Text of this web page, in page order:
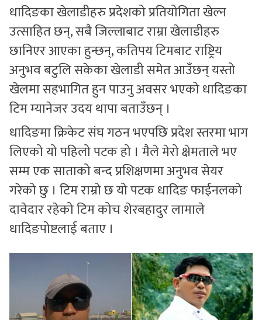
धादिङका खेलाडीहरु प्रदेशको प्रतियोगिता खेल्न
उत्साहित छन्, सबै जिल्लाबाट राम्रा खेलाडीहरु
छानिएर आएका हुन्छन्, कतिपय टिमबाट राष्ट्रिय
अनुभव बटुलि सकेका खेलाडी समेत आउँछन् यस्तो
खेलमा सहभागित हुन पाउनु अवसर भएको धादिङका
टिम म्यानेजर उदय थापा बताउँछन् ।
धादिङमा क्रिकेट संघ गठन भएपछि प्रदेश स्तरमा भाग
लिएको यो पहिलो पटक हो । मैले मेरो क्षेमताले भए
सम्म एक साताको बन्द प्रशिक्षणमा अनुभव सेयर
गरेको छु । टिम राम्रो छ यो पटक धादिङ फाईनलको
दावेदार रहेको टिम कोच शेरबहादुर लामाले
धादिङपोष्टलाई बताए ।